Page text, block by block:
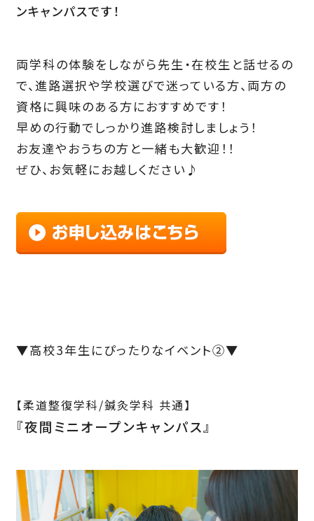
ンキャンパスです！
両学科の体験をしながら先生・在校生と話せるの
で、進路選択や学校選びで迷っている方、両方の
資格に興味のある方におすすめです！
早めの行動でしっかり進路検討しましょう！
お友達やおうちの方と一緒も大歓迎！！
ぜひ、お気軽にお越しください♪
▼高校3年生にぴったりなイベント②▼
【柔道整復学科/鍼灸学科 共通】
『夜間ミニオープンキャンパス』